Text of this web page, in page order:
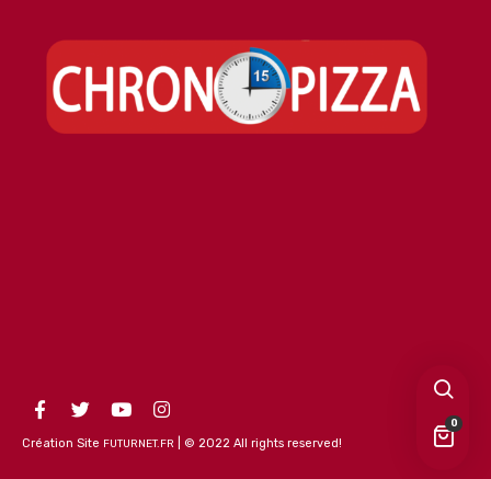
0
Création Site FUTURNET.FR | © 2022 All rights reserved!